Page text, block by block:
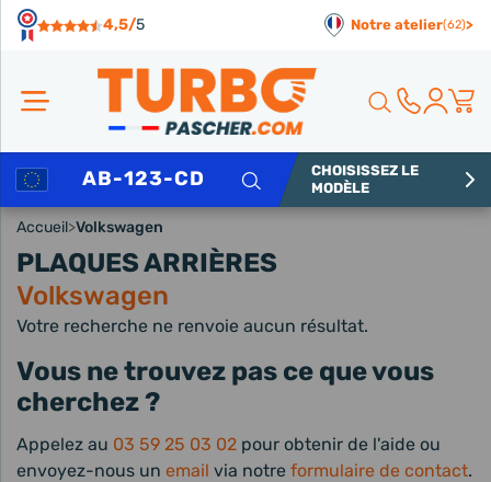
4,5/5 Notre atelier(62)>
Rechercher
CHOISISSEZ LE
MODÈLE
Accueil>Volkswagen
PLAQUES ARRIÈRES
Volkswagen
Votre recherche ne renvoie aucun résultat.
Vous ne trouvez pas ce que vous
cherchez ?
Appelez au 03 59 25 03 02 pour obtenir de l'aide ou
envoyez-nous un email via notre formulaire de contact.
Panneau de gestion des cookies